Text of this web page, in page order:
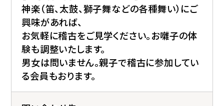
神楽（笛、太鼓、獅子舞などの各種舞い）にご
興味があれば、
お気軽に稽古をご見学ください。お囃子の体
験も調整いたします。
男女は問いません。親子で稽古に参加してい
る会員もおります。